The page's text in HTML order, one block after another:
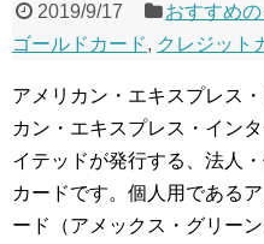
2019/9/17 おすすめ
ゴールドカード, クレジット
アメリカン・エキスプレス
カン・エキスプレス・イン
イテッドが発行する、法人
カードです。個人用である
ード（アメックス・グリー